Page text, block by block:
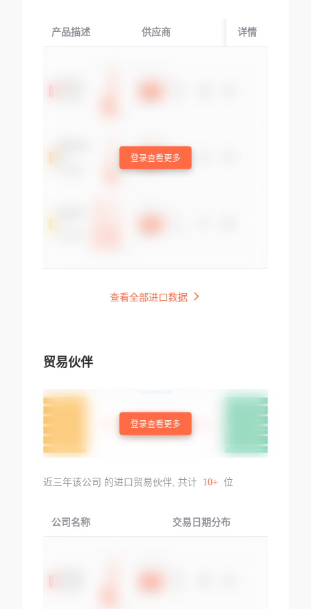
产品描述 供应商 起运国/地区
详情
登录查看更多
查看全部进口数据
贸易伙伴
登录查看更多
近三年该公司 的进口贸易伙伴, 共计 10+ 位
公司名称 交易日期分布